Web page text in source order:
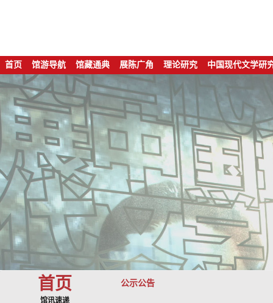
首页 馆游导航 馆藏通典 展陈广角 理论研究 中国现代文学研
首页 公示公告
馆讯速递